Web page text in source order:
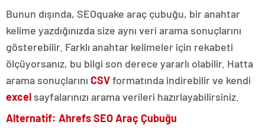
Bunun dışında, SEOquake araç çubuğu, bir anahtar
kelime yazdığınızda size aynı veri arama sonuçlarını
gösterebilir. Farklı anahtar kelimeler için rekabeti
ölçüyorsanız, bu bilgi son derece yararlı olabilir. Hatta
arama sonuçlarını CSVformatında indirebilir ve kendi
excel sayfalarınızı arama verileri hazırlayabilirsiniz.
Alternatif: Ahrefs SEO Araç Çubuğu